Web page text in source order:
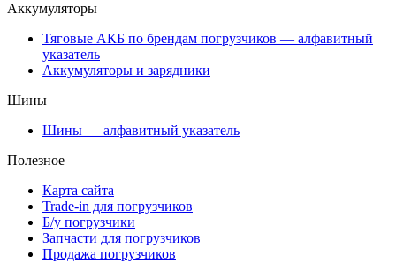
Аккумуляторы
Тяговые АКБ по брендам погрузчиков — алфавитный
указатель
Аккумуляторы и зарядники
Шины
Шины — алфавитный указатель
Полезное
Карта сайта
Trade-in для погрузчиков
Б/у погрузчики
Запчасти для погрузчиков
Продажа погрузчиков